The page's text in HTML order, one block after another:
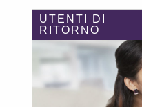
UTENTI DI
RITORNO